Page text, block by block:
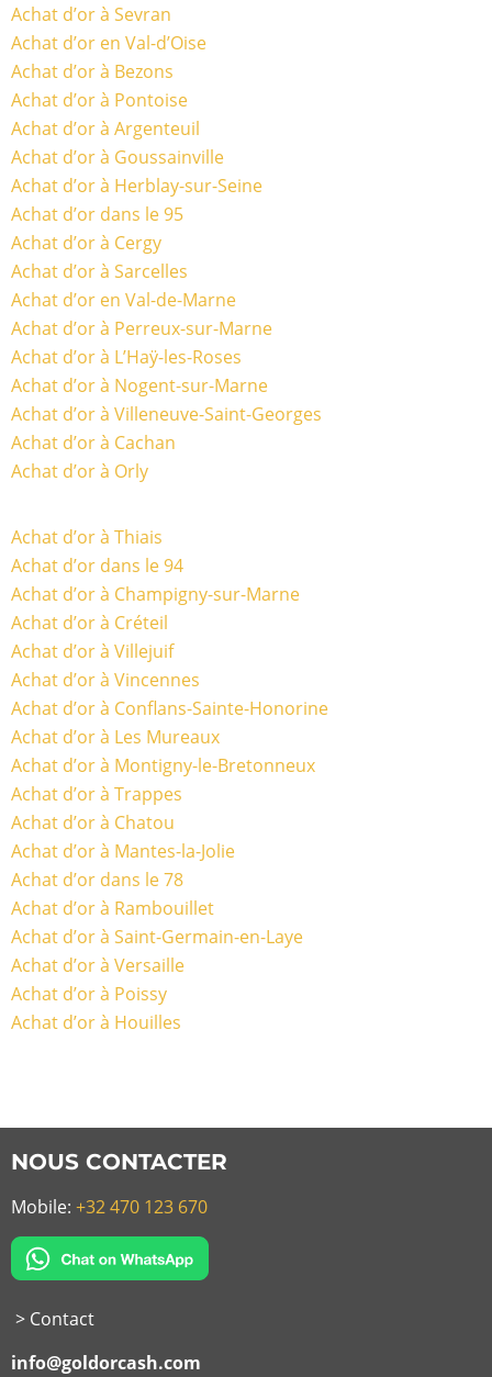
Achat d’or à Sevran
Achat d’or en Val-d’Oise
Achat d’or à Bezons
Achat d’or à Pontoise
Achat d’or à Argenteuil
Achat d’or à Goussainville
Achat d’or à Herblay-sur-Seine
Achat d’or dans le 95
Achat d’or à Cergy
Achat d’or à Sarcelles
Achat d’or en Val-de-Marne
Achat d’or à Perreux-sur-Marne
Achat d’or à L’Haÿ-les-Roses
Achat d’or à Nogent-sur-Marne
Achat d’or à Villeneuve-Saint-Georges
Achat d’or à Cachan
Achat d’or à Orly
Achat d’or à Thiais
Achat d’or dans le 94
Achat d’or à Champigny-sur-Marne
Achat d’or à Créteil
Achat d’or à Villejuif
Achat d’or à Vincennes
Achat d’or à Conflans-Sainte-Honorine
Achat d’or à Les Mureaux
Achat d’or à Montigny-le-Bretonneux
Achat d’or à Trappes
Achat d’or à Chatou
Achat d’or à Mantes-la-Jolie
Achat d’or dans le 78
Achat d’or à Rambouillet
Achat d’or à Saint-Germain-en-Laye
Achat d’or à Versaille
Achat d’or à Poissy
Achat d’or à Houilles
NOUS CONTACTER
Mobile: +32 470 123 670
> Contact
info@goldorcash.com